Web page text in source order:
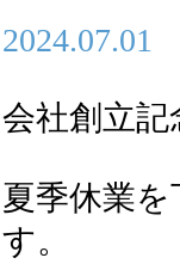
2024.07.01
会社創立
夏季休業
す。